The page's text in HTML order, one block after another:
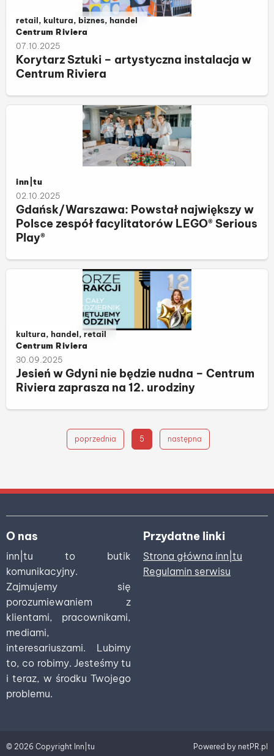
Należy do kategorii:
retail, kultura, biznes, handel
Centrum Riviera
07.10.2025
Korytarz Sztuki – artystyczna instalacja w
Centrum Riviera
inn|tu
02.10.2025
Gdańsk/Warszawa: Powstał największy w
Polsce zespół facylitatorów LEGO® Serious
Play®
Należy do kategorii:
kultura, handel, retail
Centrum Riviera
30.09.2025
Jesień w Gdyni nie będzie nudna – Centrum
Riviera zaprasza na 12. urodziny
poprzednia 5 następna
O nas
inn|tu to butik
komunikacyjny.
Zajmujemy się
porozumiewaniem z
klientami, pracownikami,
mediami,
interesariuszami. Lubimy
to, co robimy. Jesteśmy tu
i teraz, w środku Twojego
problemu.
Przydatne linki
Strona główna inn|tu
Regulamin serwisu
© 2026 Copyright Inn|tu Powered by netPR.pl